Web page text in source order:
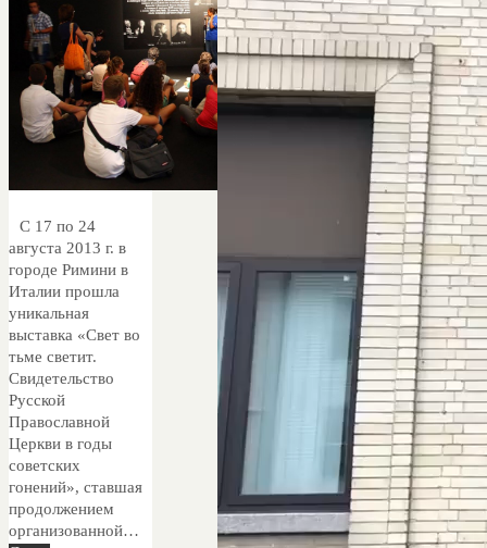
С 17 по 24
августа 2013 г. в
городе Римини в
Италии прошла
уникальная
выставка «Свет во
тьме светит.
Свидетельство
Русской
Православной
Церкви в годы
советских
гонений», ставшая
продолжением
организованной…